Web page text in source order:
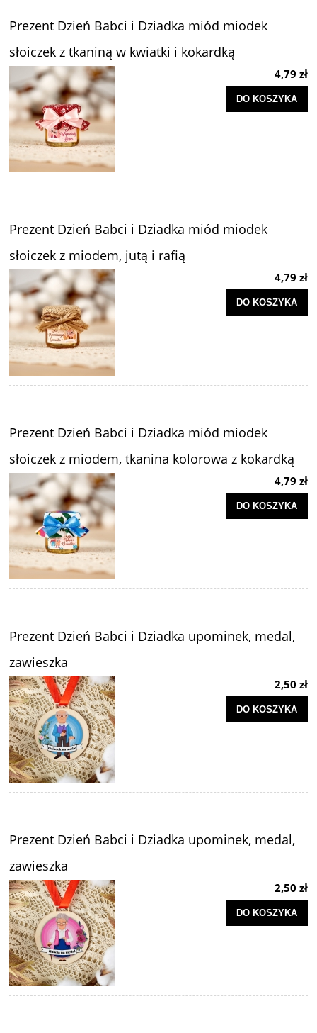
Prezent Dzień Babci i Dziadka miód miodek
słoiczek z tkaniną w kwiatki i kokardką
4,79 zł
DO KOSZYKA
Prezent Dzień Babci i Dziadka miód miodek
słoiczek z miodem, jutą i rafią
4,79 zł
DO KOSZYKA
Prezent Dzień Babci i Dziadka miód miodek
słoiczek z miodem, tkanina kolorowa z kokardką
4,79 zł
DO KOSZYKA
Prezent Dzień Babci i Dziadka upominek, medal,
zawieszka
2,50 zł
DO KOSZYKA
Prezent Dzień Babci i Dziadka upominek, medal,
zawieszka
2,50 zł
DO KOSZYKA